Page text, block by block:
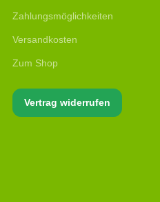
Zahlungsmöglichkeiten
Versandkosten
Zum Shop
Vertrag widerrufen